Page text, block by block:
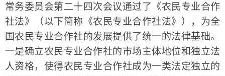
常务委员会第二十四次会议通过了《农民专业合作
社法》（以下简称《农民专业合作社法》），为全
国农民专业合作社的发展提供了统一的法律基础。
一是确立农民专业合作社的市场主体地位和独立法
人资格，使得农民专业合作社成为一类法定独立的